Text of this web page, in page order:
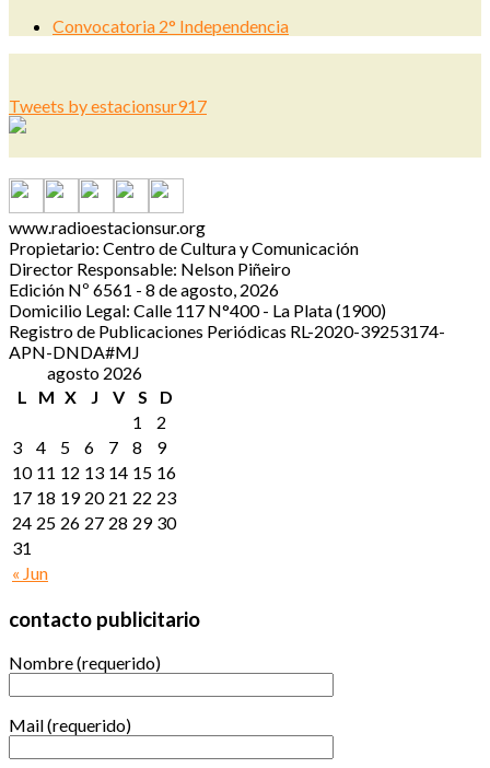
Convocatoria 2° Independencia
Tweets by estacionsur917
www.radioestacionsur.org
Propietario: Centro de Cultura y Comunicación
Director Responsable: Nelson Piñeiro
Edición Nº 6561 - 8 de agosto, 2026
Domicilio Legal: Calle 117 N°400 - La Plata (1900)
Registro de Publicaciones Periódicas RL-2020-39253174-
APN-DNDA#MJ
agosto 2026
L
M X J V S D
« Jun
1
2
3
4 5 6 7 8
9
10 11 12 13 14 15 16
17 18 19 20 21 22 23
24 25 26 27 28 29 30
31
contacto publicitario
Nombre (requerido)
Mail (requerido)